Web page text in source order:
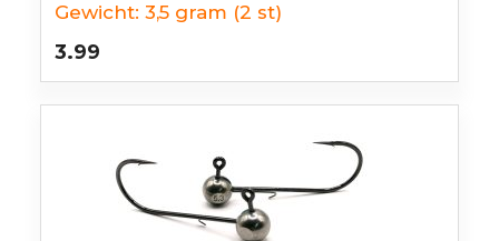
Gewicht: 3,5 gram (2 st)
3.99